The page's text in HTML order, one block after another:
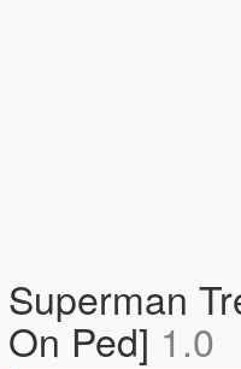
Superman
On Ped] 1.0